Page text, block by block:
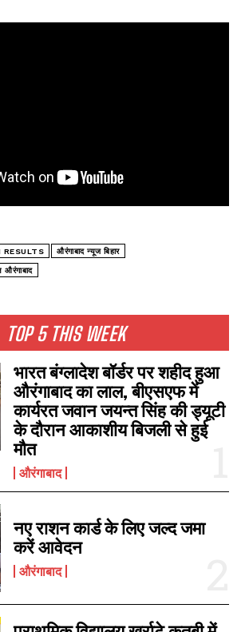
I WANT IN
TOP 5 THIS WEEK
भारत बंग्लादेश बॉर्डर पर शहीद हुआ
औरंगाबाद का लाल, बीएसएफ में
कार्यरत जवान जयन्त सिंह की ड्यूटी
के दौरान आकाशीय बिजली से हुई
मौत
औरंगाबाद
नए राशन कार्ड के लिए जल्द जमा
करें आवेदन
औरंगाबाद
RESULTS औरंगाबाद न्यूज बिहार